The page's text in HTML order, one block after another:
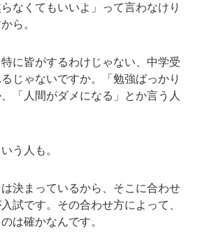
なくてもいいよ」って言わなけり
ら。
特に皆がするわけじゃない、中学受
じゃないですか。「勉強ばっかり
「人間がダメになる」とか言う人
う人も。
決まっているから、そこに合わせ
試です。その合わせ方によって、
は確かなんです。